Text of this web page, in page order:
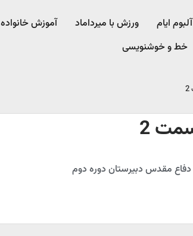
آلبوم ایام ورزش با میرداماد​ آموزش خانواده
خط و خوشنویسی
دفاع مقدس دبیرستان دوره دوم